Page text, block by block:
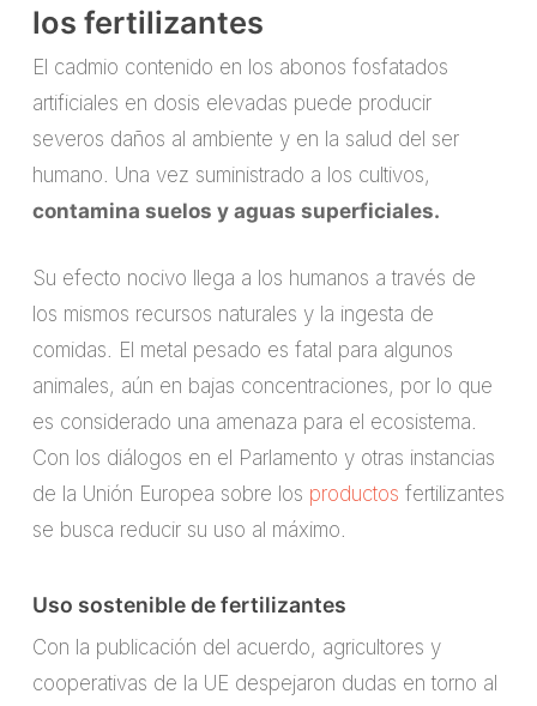
los fertilizantes
El cadmio contenido en los abonos fosfatados
artificiales en dosis elevadas puede producir
severos daños al ambiente y en la salud del ser
humano. Una vez suministrado a los cultivos,
contamina suelos y aguas superficiales.
Su efecto nocivo llega a los humanos a través de
los mismos recursos naturales y la ingesta de
comidas. El metal pesado es fatal para algunos
animales, aún en bajas concentraciones, por lo que
es considerado una amenaza para el ecosistema.
Con los diálogos en el Parlamento y otras instancias
de la Unión Europea sobre los productos fertilizantes
se busca reducir su uso al máximo.
Uso sostenible de fertilizantes
Con la publicación del acuerdo, agricultores y
cooperativas de la UE despejaron dudas en torno al